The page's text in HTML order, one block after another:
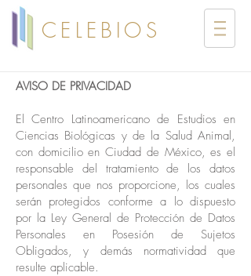
CELEBIOS
AVISO DE PRIVACIDAD
El Centro Latinoamericano de Estudios en
Ciencias Biológicas y de la Salud Animal,
con domicilio en Ciudad de México, es el
responsable del tratamiento de los datos
personales que nos proporcione, los cuales
serán protegidos conforme a lo dispuesto
por la Ley General de Protección de Datos
Personales en Posesión de Sujetos
Obligados, y demás normatividad que
resulte aplicable.